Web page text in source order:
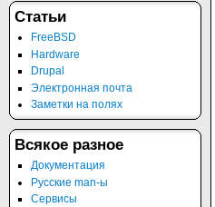
Статьи
FreeBSD
Hardware
Drupal
Электронная почта
Заметки на полях
Всякое разное
Документация
Русские man-ы
Сервисы